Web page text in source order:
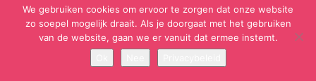
We gebruiken cookies om ervoor te zorgen dat onze website
zo soepel mogelijk draait. Als je doorgaat met het gebruiken
van de website, gaan we er vanuit dat ermee instemt.